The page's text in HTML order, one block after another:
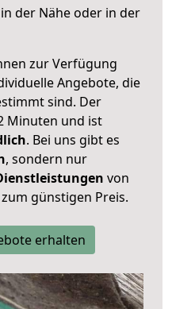
der Nähe oder in der
zur Verfügung
Angebote, die
sind. Der
Minuten und ist
. Bei uns gibt es
, sondern nur
von
günstigen Preis.
erhalten